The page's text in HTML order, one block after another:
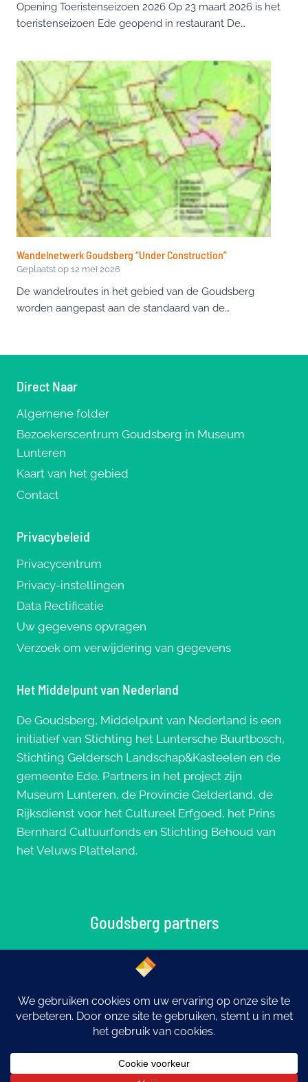
Opening Toeristenseizoen 2026 Op 23 maart 2026 is het
toeristenseizoen Ede geopend in restaurant De…
Wandelnetwerk Goudsberg “Under Construction”
Geplaatst op 12 mei 2026
De wandelroutes in het gebied van de Goudsberg
worden aangepast aan de standaard van de…
Direct Naar
Algemene folder
Bezoekerscentrum Goudsberg in Museum
Lunteren
Kaart van het gebied
Contact
Privacybeleid
Privacycentrum
Privacy-instellingen
Data Rectificatie
Uw gegevens opvragen
Verzoek om verwijdering van gegevens
Het Middelpunt van Nederland
De Goudsberg, Middelpunt van Nederland is een
initiatief van Stichting het Luntersche Buurtbosch,
Stichting Geldersch Landschap&Kasteelen en de
gemeente Ede. Partners in het project zijn
Museum Lunteren, de Provincie Gelderland, de
Rijksdienst voor het Cultureel Erfgoed, het Prins
Bernhard Cultuurfonds en Stichting Behoud van
het Veluws Platteland.
Goudsberg partners
© 2026 Goudsberg: Middelpunt van Nederland |